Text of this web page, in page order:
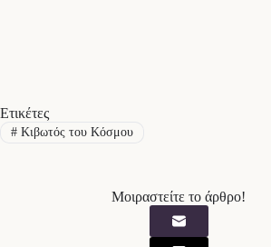
Ετικέτες
#Κιβωτός του Κόσμου
Μοιραστείτε το άρθρο!